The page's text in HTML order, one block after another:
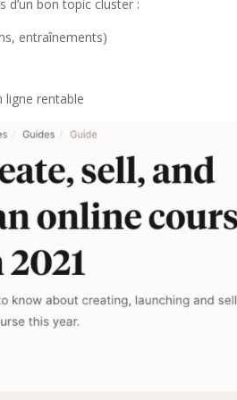
d’un bon topic cluster :
entraînements)
ligne rentable